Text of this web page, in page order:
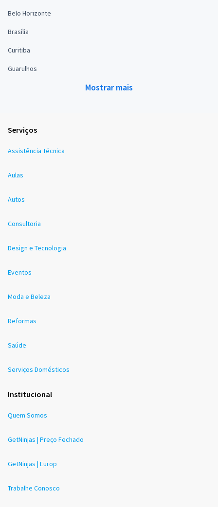
Belo Horizonte
Brasília
Curitiba
Guarulhos
Mostrar mais
Serviços
Assistência Técnica
Aulas
Autos
Consultoria
Design e Tecnologia
Eventos
Moda e Beleza
Reformas
Saúde
Serviços Domésticos
Institucional
Quem Somos
GetNinjas | Preço Fechado
GetNinjas | Europ
Trabalhe Conosco